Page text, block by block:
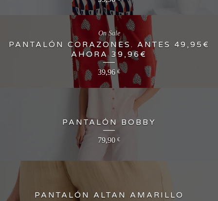
PANTALÓN CORAZONES. ANTES 49,95€
AHORA 39,96€
39,96 €
On Sale
PANTALÓN BOBBY
79,90 €
PANTALÓN ALTAN AMARILLO